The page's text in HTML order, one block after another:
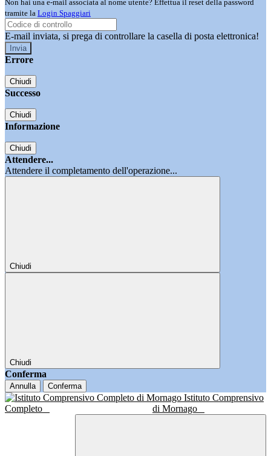
Non hai una e-mail associata al nome utente? Effettua il reset della password
tramite la Login Spaggiari
E-mail inviata, si prega di controllare la casella di posta elettronica!
Errore
Chiudi
Successo
Chiudi
Informazione
Chiudi
Attendere...
Attendere il completamento dell'operazione...
Chiudi
Chiudi
Conferma
Annulla Conferma
Istituto Comprensivo
Completo
di Mornago